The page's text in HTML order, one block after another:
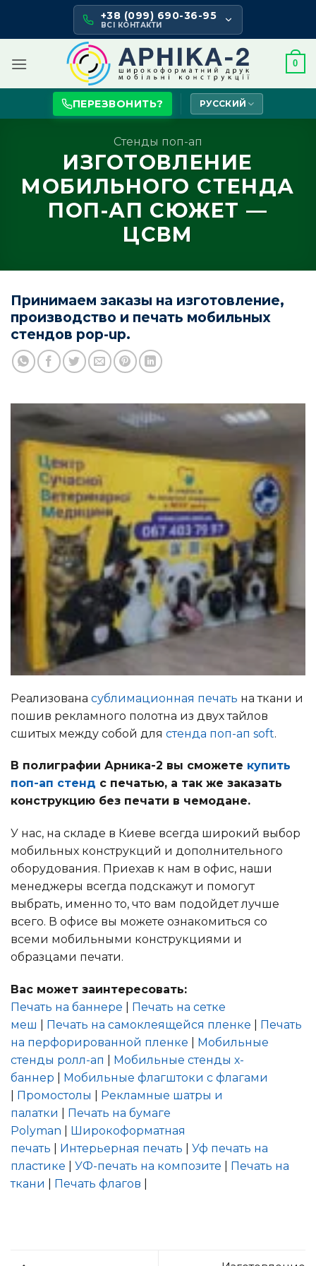
content
+38 (099) 690-36-95
ВСІ КОНТАКТИ
0
ПЕРЕЗВОНИТЬ? РУССКИЙ
Стенды поп-ап
ИЗГОТОВЛЕНИЕ
МОБИЛЬНОГО СТЕНДА
ПОП-АП СЮЖЕТ —
ЦСВМ
Принимаем заказы на изготовление,
производство и печать мобильных
стендов pop-up.
Реализована сублимационная печать на ткани и
пошив рекламного полотна из двух тайлов
сшитых между собой для стенда поп-ап soft.
В полиграфии Арника-2 вы сможете купить
поп-ап стенд с печатью, а так же заказать
конструкцию без печати в чемодане.
У нас, на складе в Киеве всегда широкий выбор
мобильных конструкций и дополнительного
оборудования. Приехав к нам в офис, наши
менеджеры всегда подскажут и помогут
выбрать, именно то, что вам подойдет лучше
всего. В офисе вы можете ознакомиться со
всеми мобильными конструкциями и
образцами печати.
Вас может заинтересовать:
Печать на баннере
Печать на сетке
меш
Печать на самоклеящейся пленке
Печать
на перфорированной пленке
Мобильные
стенды ролл-ап
Мобильные стенды х-
баннер
Мобильные флагштоки с флагами
Промостолы
Рекламные шатры и
палатки
Печать на бумаге
Polyman
Широкоформатная
печать
Интерьерная печать
Уф печать на
пластике
УФ-печать на композите
Печать на
ткани
Печать флагов